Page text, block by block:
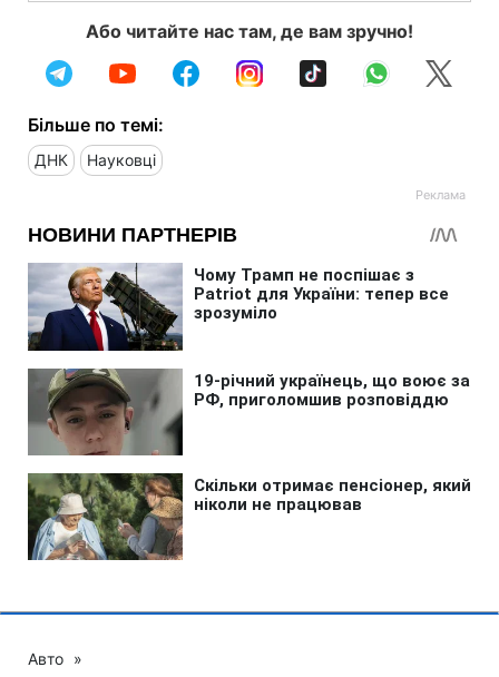
Або читайте нас там, де вам зручно!
Більше по темі:
ДНК Науковці
Авто »